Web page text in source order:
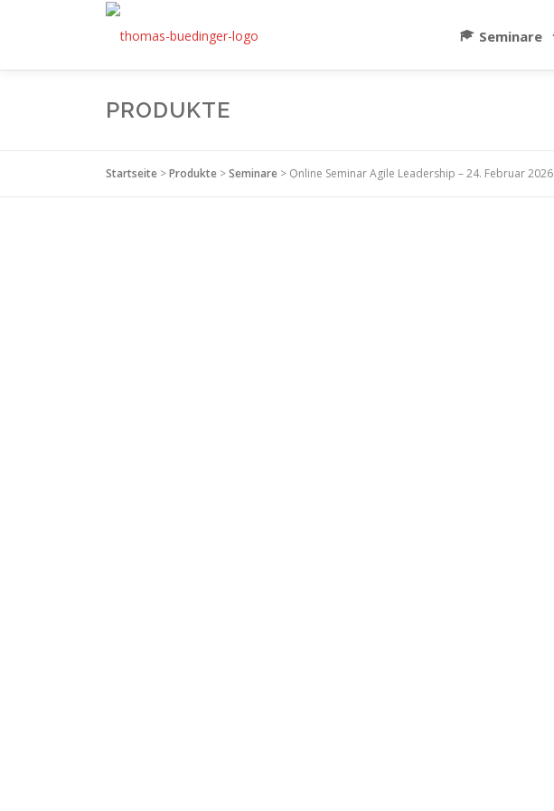
Seminare
PRODUKTE
Startseite >Produkte >Seminare > Online Seminar Agile Leadership – 24. Februar 2026